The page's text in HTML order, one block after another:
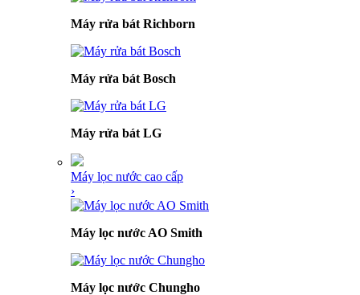
Máy rửa bát Richborn
Máy rửa bát Bosch
Máy rửa bát LG
Máy lọc nước cao cấp
›
Máy lọc nước AO Smith
Máy lọc nước Chungho